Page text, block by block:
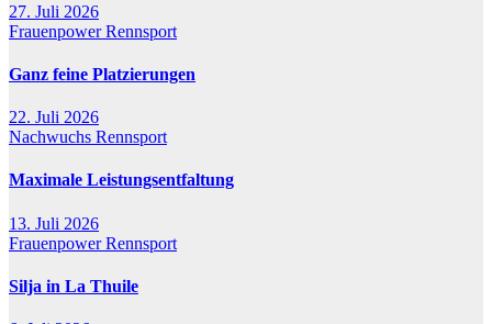
27. Juli 2026
FrauenpowerRennsport
Ganz feine Platzierungen
22. Juli 2026
Nachwuchs Rennsport
Maximale Leistungsentfaltung
13. Juli 2026
FrauenpowerRennsport
Silja in La Thuile